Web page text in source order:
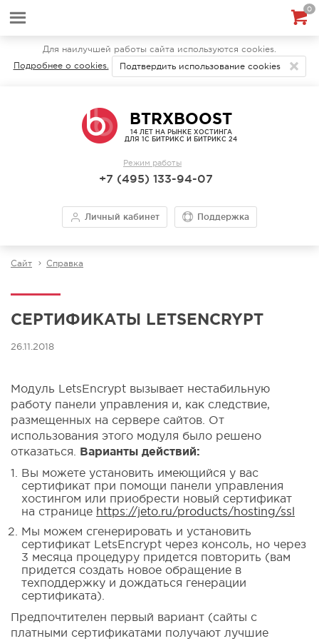
Для наилучшей работы сайта используются cookies.
Подробнее о cookies.
Подтвердить использование cookies
BTRXBOOST
14 ЛЕТ НА РЫНКЕ ХОСТИНГА
ДЛЯ 1С БИТРИКС И БИТРИКС 24
Режим работы
+7 (495) 133-94-07
Личный кабинет Поддержка
Сайт Справка
СЕРТИФИКАТЫ LETSENCRYPT
26.11.2018
Модуль LetsEncrypt вызывает нестабильную
работу панели управления и, как следствие,
размещенных на сервере сайтов. От
использования этого модуля было решено
отказаться. Варианты действий:
Вы можете установить имеющийся у вас
сертификат при помощи панели управления
хостингом или приобрести новый сертификат
на странице https://jeto.ru/products/hosting/ssl
Мы можем сгенерировать и установить
сертификат LetsEncrypt через консоль, но через
3 месяца процедуру придется повторить (вам
придется создать новое обращение в
техподдержку и дождаться генерации
сертификата).
Предпочтителен первый вариант (сайты с
платными сертификатами получают лучшие
0